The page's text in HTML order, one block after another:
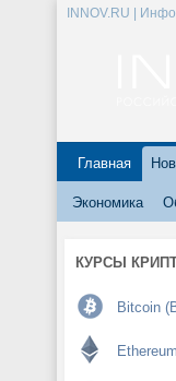
INNOV.RU |
Главная
Экономика
КУРСЫ
Bitcoin